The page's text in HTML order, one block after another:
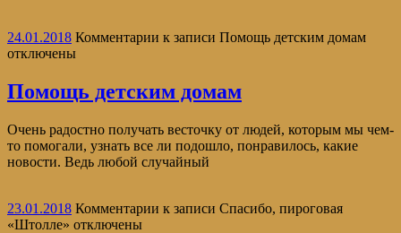
24.01.2018 Комментарии к записи Помощь детским домам
отключены
Помощь детским домам
Очень радостно получать весточку от людей, которым мы чем-
то помогали, узнать все ли подошло, понравилось, какие
новости. Ведь любой случайный
23.01.2018 Комментарии к записи Спасибо, пироговая
«Штолле» отключены